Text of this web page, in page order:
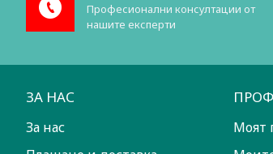
Професионални консултации от
нашите експерти
ЗА НАС
За нас
Моят